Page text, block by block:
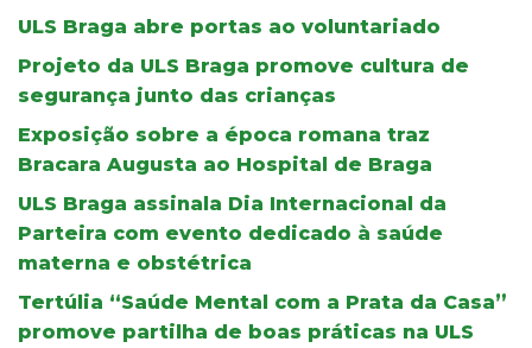
ULS Braga abre portas ao voluntariado
Projeto da ULS Braga promove cultura de
segurança junto das crianças
Exposição sobre a época romana traz
Bracara Augusta ao Hospital de Braga
ULS Braga assinala Dia Internacional da
Parteira com evento dedicado à saúde
materna e obstétrica
Tertúlia “Saúde Mental com a Prata da Casa”
promove partilha de boas práticas na ULS